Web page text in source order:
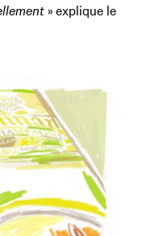
» explique le